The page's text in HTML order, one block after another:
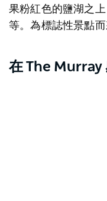
果粉紅色的鹽湖之
等。為標誌性景點
在 The Murray